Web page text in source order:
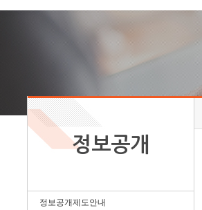
정보공개
정보공개제도안내